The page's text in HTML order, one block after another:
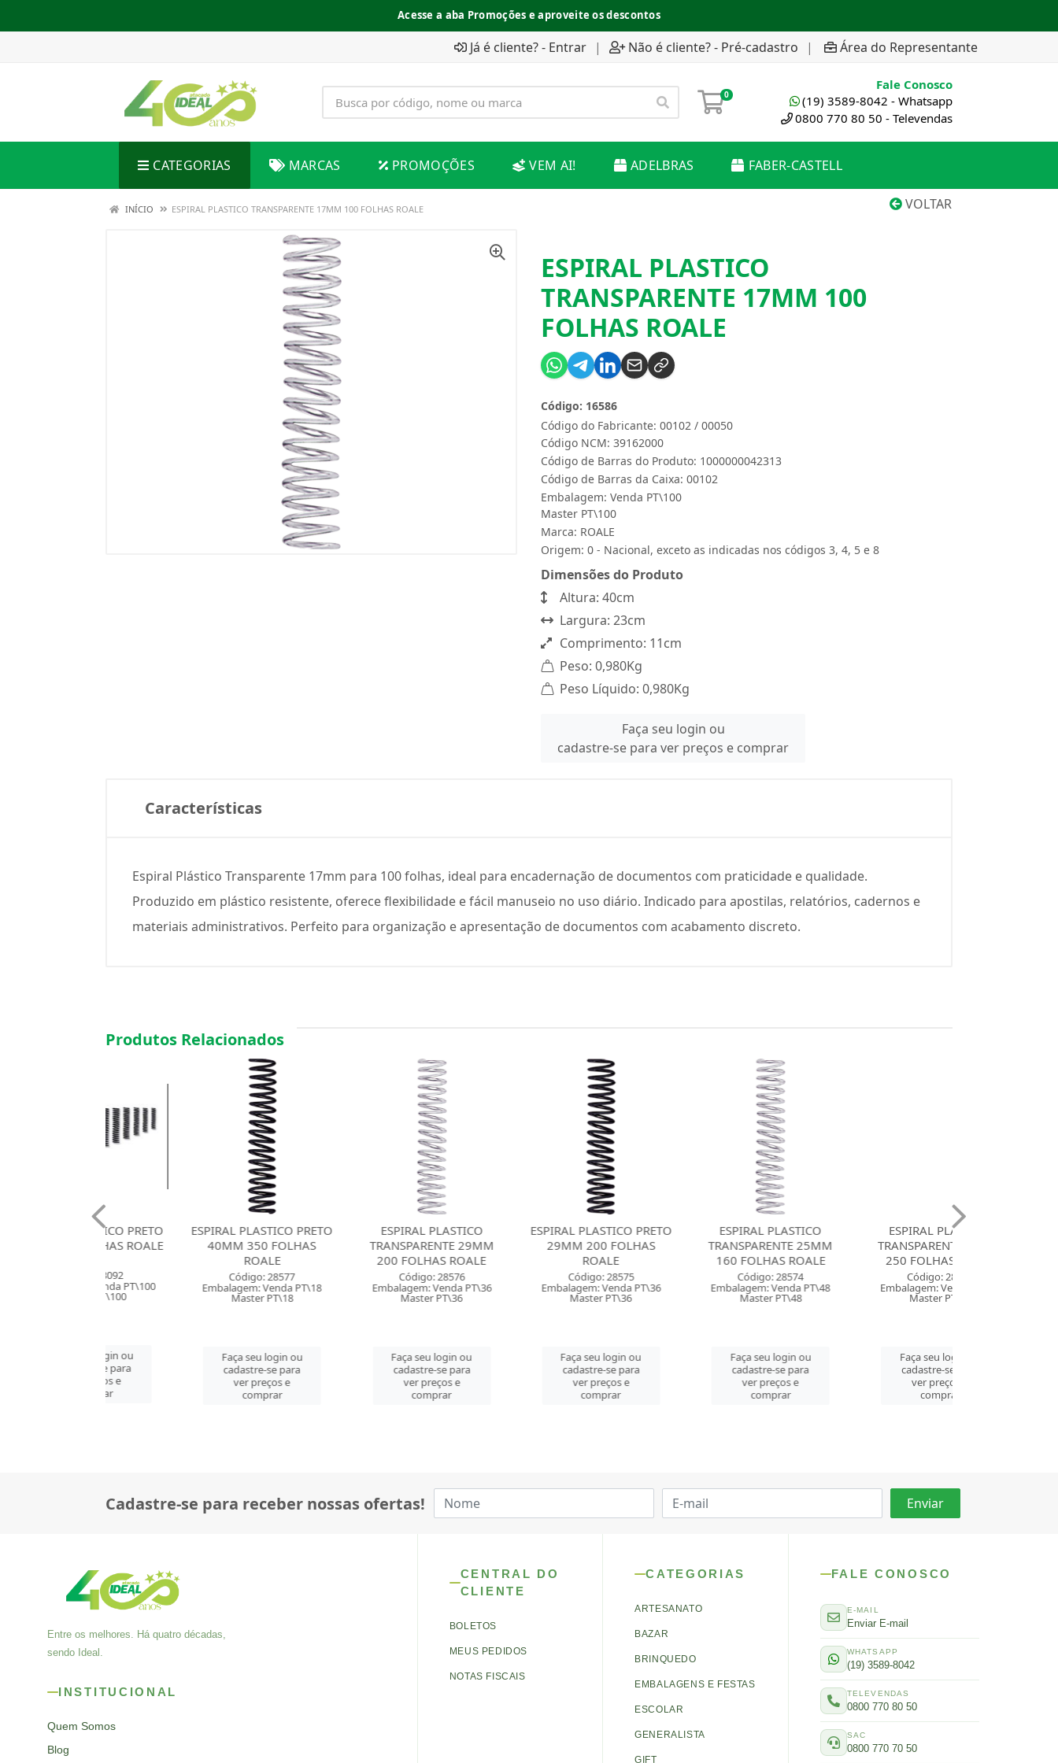
Acesse a aba Promoções e aproveite os descontos
Já é cliente? - Entrar | Não é cliente? - Pré-cadastro | Área do Representante
0
Fale Conosco
(19) 3589-8042 - Whatsapp
0800 770 80 50 - Televendas
CATEGORIAS MARCAS PROMOÇÕES VEM AI! ADELBRAS FABER-CASTELL
VOLTAR
INÍCIO ESPIRAL PLASTICO TRANSPARENTE 17MM 100 FOLHAS ROALE
ESPIRAL PLASTICO
TRANSPARENTE 17MM 100
FOLHAS ROALE
Código do Fabricante: 00102 / 00050
Código: 16586
Código NCM: 39162000
Código de Barras do Produto: 1000000042313
Código de Barras da Caixa: 00102
Embalagem: Venda PT\100
Master PT\100
Marca: ROALE
Origem: 0 - Nacional, exceto as indicadas nos códigos 3, 4, 5 e 8
Dimensões do Produto
Altura: 40cm
Largura: 23cm
Comprimento: 11cm
Peso: 0,980Kg
Peso Líquido: 0,980Kg
Faça seu login ou
cadastre-se para ver preços e comprar
Características
Espiral Plástico Transparente 17mm para 100 folhas, ideal para encadernação de documentos com praticidade e qualidade.
Produzido em plástico resistente, oferece flexibilidade e fácil manuseio no uso diário. Indicado para apostilas, relatórios, cadernos e
materiais administrativos. Perfeito para organização e apresentação de documentos com acabamento discreto.
Produtos Relacionados
ESPIRAL PLASTICO PRETO
40MM 350 FOLHAS
Embalagem: Venda PT\18
Faça seu login ou
cadastre-se para
ESPIRAL PLASTICO
TRANSPARENTE 29MM
200 FOLHAS ROALE
Embalagem: Venda PT\36
Faça seu login ou
cadastre-se para
ESPIRAL PLASTICO PRETO
29MM 200 FOLHAS
Embalagem: Venda PT\36
Faça seu login ou
cadastre-se para
ESPIRAL PLASTICO
TRANSPARENTE 25MM
160 FOLHAS ROALE
Embalagem: Venda PT\48
Faça seu login ou
cadastre-se para
ESPIRAL PLASTICO
TRANSPARENTE 33MM
250 FOLHAS ROALE
Embalagem: Venda PT\27
Faça seu login ou
cadastre-se para
Cadastre-se para receber nossas ofertas!
Entre os melhores. Há quatro décadas,
sendo Ideal.
INSTITUCIONAL
Quem Somos
Blog
CENTRAL DO
CLIENTE
BOLETOS
MEUS PEDIDOS
NOTAS FISCAIS
CATEGORIAS
ARTESANATO
BAZAR
BRINQUEDO
EMBALAGENS E FESTAS
ESCOLAR
GENERALISTA
GIFT
FALE CONOSCO
E-MAIL
Enviar E-mail
WHATSAPP
(19) 3589-8042
TELEVENDAS
0800 770 80 50
SAC
0800 770 70 50